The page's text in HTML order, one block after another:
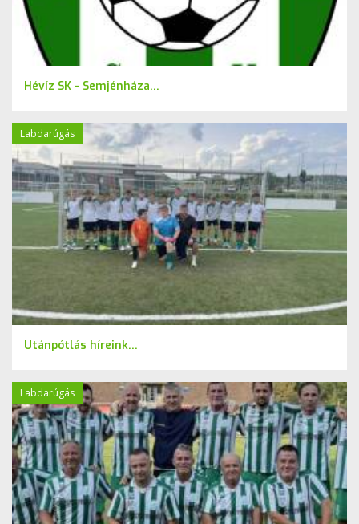
Hévíz SK - Semjénháza...
Labdarúgás
Utánpótlás híreink...
Labdarúgás